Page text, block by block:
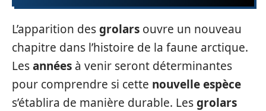
L’apparition desgrolars ouvre un nouveau
chapitre dans l’histoire de la faune arctique.
Lesannées à venir seront déterminantes
pour comprendre si cette nouvelle espèce
s’établira de manière durable. Lesgrolars